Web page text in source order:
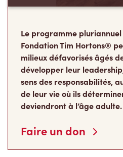
Le programme
Fondation Tim Hortons®
milieux défavorisés âgés
développer leur
sens des responsabilités,
de leur vie où ils
deviendront à l’âge adulte.
Faire un don